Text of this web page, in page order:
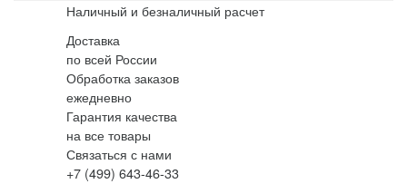
Наличный и безналичный расчет
Доставка
по всей России
Обработка заказов
ежедневно
Гарантия качества
на все товары
Связаться с нами
+7 (499) 643-46-33